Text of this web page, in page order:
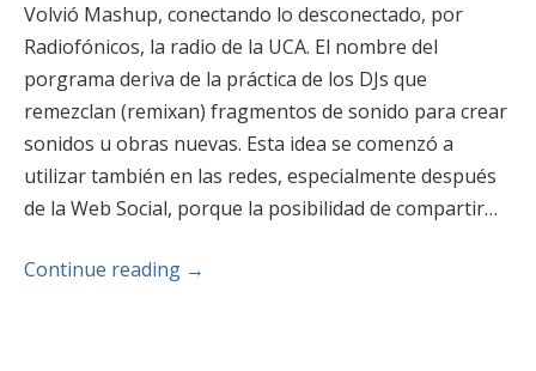
Volvió Mashup, conectando lo desconectado, por
Radiofónicos, la radio de la UCA. El nombre del
porgrama deriva de la práctica de los DJs que
remezclan (remixan) fragmentos de sonido para crear
sonidos u obras nuevas. Esta idea se comenzó a
utilizar también en las redes, especialmente después
de la Web Social, porque la posibilidad de compartir…
Continue reading →